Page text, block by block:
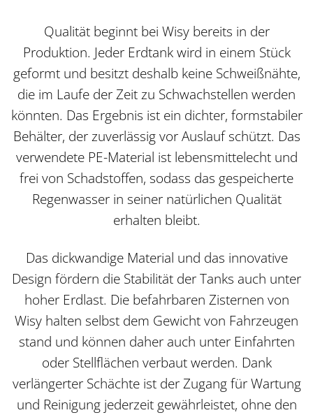
Qualität beginnt bei Wisy bereits in der
Produktion. Jeder Erdtank wird in einem Stück
geformt und besitzt deshalb keine Schweißnähte,
die im Laufe der Zeit zu Schwachstellen werden
könnten. Das Ergebnis ist ein dichter, formstabiler
Behälter, der zuverlässig vor Auslauf schützt. Das
verwendete PE-Material ist lebensmittelecht und
frei von Schadstoffen, sodass das gespeicherte
Regenwasser in seiner natürlichen Qualität
erhalten bleibt.
Das dickwandige Material und das innovative
Design fördern die Stabilität der Tanks auch unter
hoher Erdlast. Die befahrbaren Zisternen von
Wisy halten selbst dem Gewicht von Fahrzeugen
stand und können daher auch unter Einfahrten
oder Stellflächen verbaut werden. Dank
verlängerter Schächte ist der Zugang für Wartung
und Reinigung jederzeit gewährleistet, ohne den